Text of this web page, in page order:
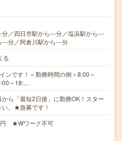
／四日市駅から---分／塩浜駅から---
分／阿倉川駅から---分
る
ンです！＜勤務時間の例＞8:00～
～18:…
ら「最短2日後」に勤務OK！スター
い。★急募です！
円 ★Wワーク不可